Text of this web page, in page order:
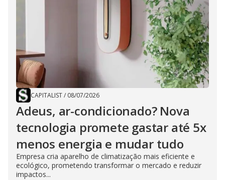
CAPITALIST/ 08/07/2026
Adeus, ar-condicionado? Nova
tecnologia promete gastar até 5x
menos energia e mudar tudo
Empresa cria aparelho de climatização mais eficiente e
ecológico, prometendo transformar o mercado e reduzir
impactos...